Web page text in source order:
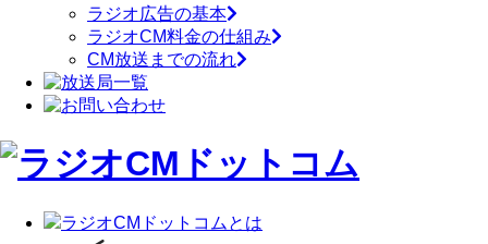
ラジオ広告の基本
ラジオCM料金の仕組み
CM放送までの流れ
ラジオCMドットコムとは